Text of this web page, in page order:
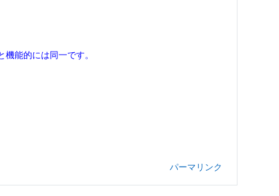
能的には同一です。
パーマリンク